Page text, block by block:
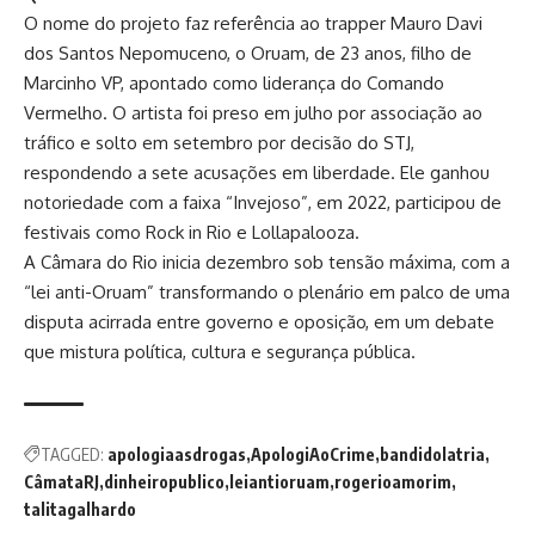
O nome do projeto faz referência ao trapper Mauro Davi
dos Santos Nepomuceno, o Oruam, de 23 anos, filho de
Marcinho VP, apontado como liderança do Comando
Vermelho. O artista foi preso em julho por associação ao
tráfico e solto em setembro por decisão do STJ,
respondendo a sete acusações em liberdade. Ele ganhou
notoriedade com a faixa “Invejoso”, em 2022, participou de
festivais como Rock in Rio e Lollapalooza.
A Câmara do Rio inicia dezembro sob tensão máxima, com a
“lei anti-Oruam” transformando o plenário em palco de uma
disputa acirrada entre governo e oposição, em um debate
que mistura política, cultura e segurança pública.
TAGGED: apologiaasdrogas ApologiAoCrime bandidolatria
CâmataRJ dinheiropublico leiantioruam rogerioamorim
talitagalhardo